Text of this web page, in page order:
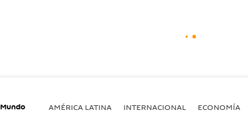
Mundo AMÉRICA LATINA INTERNACIONAL ECONOMÍA